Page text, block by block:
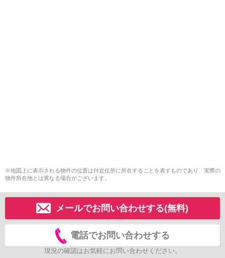
※地図上に表示される物件の位置は付近住所に所在することを表すものであり、実際の
物件所在地とは異なる場合がございます。
メールでお問い合わせする(無料)
電話でお問い合わせする
現況の確認はお気軽にお問い合わせください。